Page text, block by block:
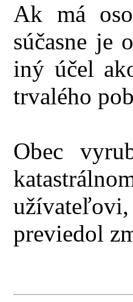
Ak má
súčasne je
iný účel
trvalého
Obec
previedol